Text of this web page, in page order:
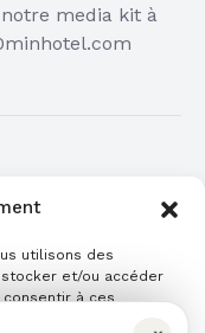
utilisons des
et/ou accéder
à ces
données telles que le
media kit à
de